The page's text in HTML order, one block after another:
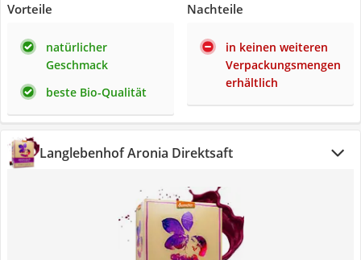
Vorteile
natürlicher
Geschmack
beste Bio-Qualität
Nachteile
in keinen weiteren
Verpackungsmengen
erhältlich
Langlebenhof Aronia Direktsaft